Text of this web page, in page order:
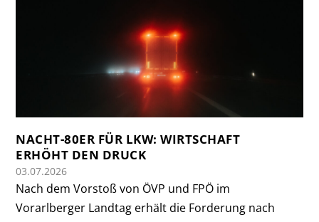
NACHT-80ER FÜR LKW: WIRTSCHAFT
ERHÖHT DEN DRUCK
03.07.2026
Nach dem Vorstoß von ÖVP und FPÖ im
Vorarlberger Landtag erhält die Forderung nach